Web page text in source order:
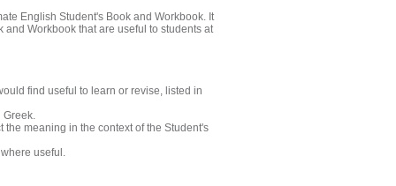
English Student's Book and Workbook. It
Workbook that are useful to students at
find useful to learn or revise, listed in
Greek.
meaning in the context of the Student's
useful.